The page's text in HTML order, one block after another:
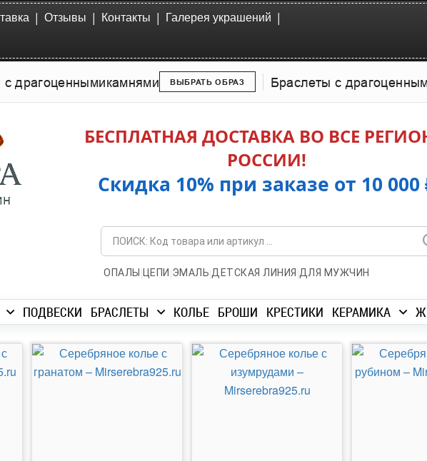
| Отзывы | Контакты | Галерея украшений |
драгоценнымикамнями ВЫБРАТЬ ОБРАЗ Браслеты с
БЕСПЛАТНАЯ ДОСТАВКА ВО ВСЕ
РОССИИ!
Скидка 10% при заказе от 10 000
ОПАЛЫ | ЦЕПИ |ЭМАЛЬ|ДЕТСКАЯ ЛИНИЯ |ДЛЯ МУЖЧИН
ПОДВЕСКИ БРАСЛЕТЫ КОЛЬЕ БРОШИ КРЕСТИКИ КЕРАМИКА